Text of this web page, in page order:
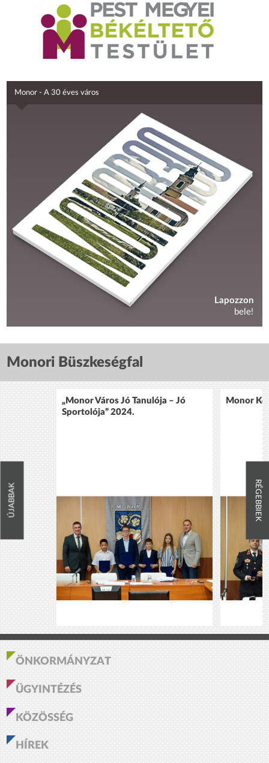
Monor - A 30 éves város
Lapozzon
bele!
Monori Büszkeségfal
ÚJABBAK
„Monor Város Jó Tanulója – Jó
Sportolója” 2024.
Monor
RÉGEBBIEK
ÖNKORMÁNYZAT
ÜGYINTÉZÉS
KÖZÖSSÉG
HÍREK